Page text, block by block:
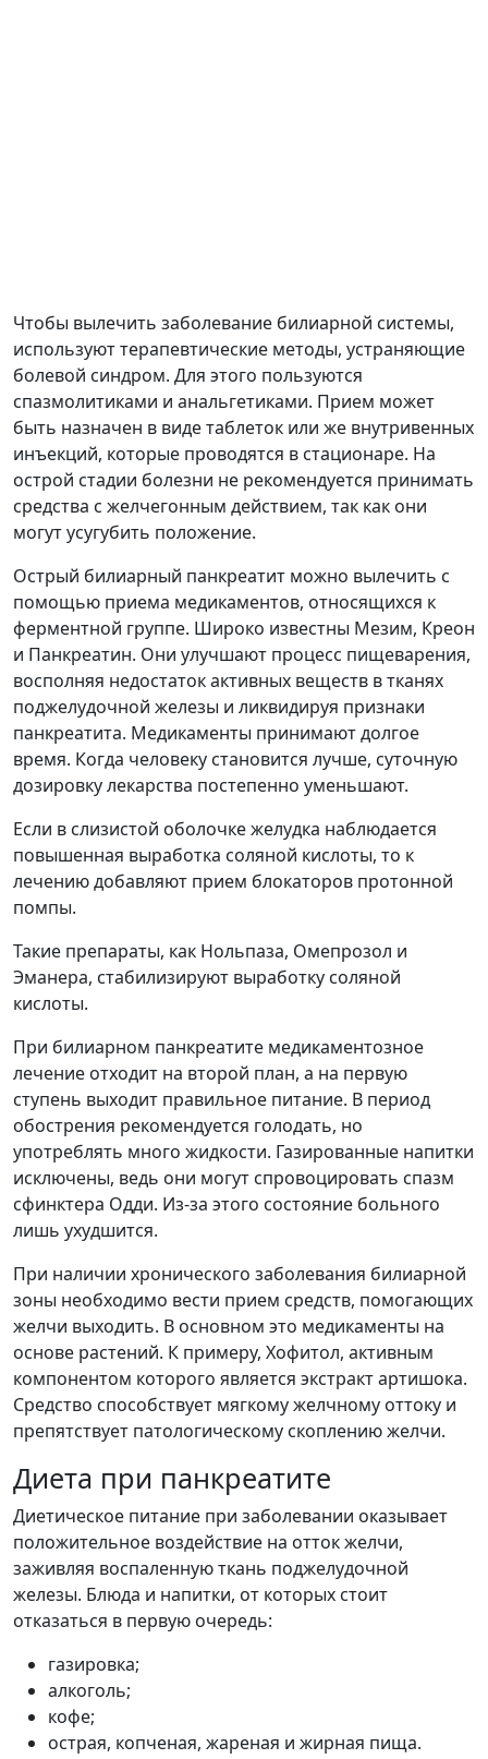
Чтобы вылечить заболевание билиарной системы,
используют терапевтические методы, устраняющие
болевой синдром. Для этого пользуются
спазмолитиками и анальгетиками. Прием может
быть назначен в виде таблеток или же внутривенных
инъекций, которые проводятся в стационаре. На
острой стадии болезни не рекомендуется принимать
средства с желчегонным действием, так как они
могут усугубить положение.
Острый билиарный панкреатит можно вылечить с
помощью приема медикаментов, относящихся к
ферментной группе. Широко известны Мезим, Креон
и Панкреатин. Они улучшают процесс пищеварения,
восполняя недостаток активных веществ в тканях
поджелудочной железы и ликвидируя признаки
панкреатита. Медикаменты принимают долгое
время. Когда человеку становится лучше, суточную
дозировку лекарства постепенно уменьшают.
Если в слизистой оболочке желудка наблюдается
повышенная выработка соляной кислоты, то к
лечению добавляют прием блокаторов протонной
помпы.
Такие препараты, как Нольпаза, Омепрозол и
Эманера, стабилизируют выработку соляной
кислоты.
При билиарном панкреатите медикаментозное
лечение отходит на второй план, а на первую
ступень выходит правильное питание. В период
обострения рекомендуется голодать, но
употреблять много жидкости. Газированные напитки
исключены, ведь они могут спровоцировать спазм
сфинктера Одди. Из-за этого состояние больного
лишь ухудшится.
При наличии хронического заболевания билиарной
зоны необходимо вести прием средств, помогающих
желчи выходить. В основном это медикаменты на
основе растений. К примеру, Хофитол, активным
компонентом которого является экстракт артишока.
Средство способствует мягкому желчному оттоку и
препятствует патологическому скоплению желчи.
Диета при панкреатите
Диетическое питание при заболевании оказывает
положительное воздействие на отток желчи,
заживляя воспаленную ткань поджелудочной
железы. Блюда и напитки, от которых стоит
отказаться в первую очередь:
газировка;
алкоголь;
кофе;
острая, копченая, жареная и жирная пища.